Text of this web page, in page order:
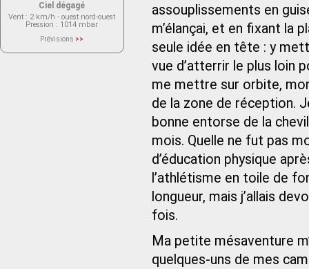
assouplissements en
m’élançai, et en fixant la
seule idée en tête : y
vue d’atterrir le plus loin
me mettre sur orbite,
de la zone de réception.
bonne entorse de la
mois. Quelle ne fut pas
d’éducation physique
l’athlétisme en toile de
longueur, mais j’allais
fois.
Ma petite mésaventure
quelques‑uns de mes
Ciel dégagé
Vent : 2 km/h - ouest nord-ouest
Pression : 1014 mbar
Prévisions >>
actuellement aucune prévision